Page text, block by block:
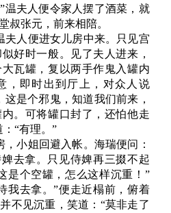
温夫人便令家人摆了酒菜，就
叔张元，前来相陪。
夫人便进女儿房中来。只见宫
好时一般。见了夫人进来，
瓦罐，复以两手作鬼入罐内
，即时出到厅上，对众人说
是个邪鬼，知道我们前来，
。可将罐口封了，还怕他走
“有理。”
小姐回避入帐。海瑞便问：
去拿。只见侍婢再三掇不起
是个空罐，怎么这样沉重！”
我去拿。”便走近榻前，俯着
不见沉重，笑道：“莫非走了